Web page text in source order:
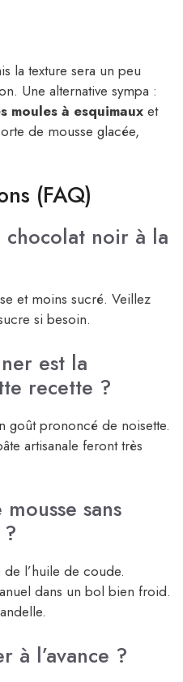
la texture sera un peu
Une alternative sympa :
moules à esquimaux et
de mousse glacée,
(FAQ)
noir à la
et moins sucré. Veillez
si besoin.
est la
recette ?
goût prononcé de noisette.
artisanale feront très
sans
de l’huile de coude.
dans un bol bien froid.
à l’avance ?